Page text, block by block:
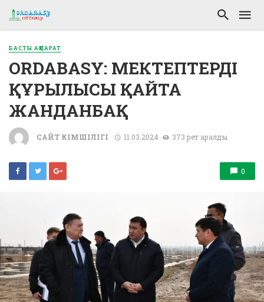
БАСТЫ АҚПАРАТ
ORDABASY: МЕКТЕПТЕРДІҢ
ҚҰРЫЛЫСЫ ҚАЙТА
ЖАНДАНБАҚ
САЙТ ӘКІМШІЛІГІ 11.03.2024 373 рет қаралды
0